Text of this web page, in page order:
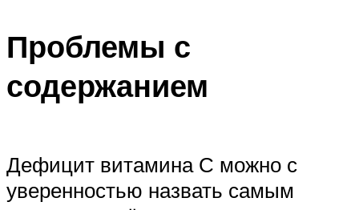
Проблемы с
содержанием
Дефицит витамина С можно с
уверенностью назвать самым